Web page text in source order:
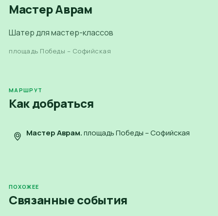
Мастер Аврам
Шатер для мастер-классов
площадь Победы – Софийская
МАРШРУТ
Как добраться
Мастер Аврам.площадь Победы – Софийская
ПОХОЖЕЕ
Связанные события